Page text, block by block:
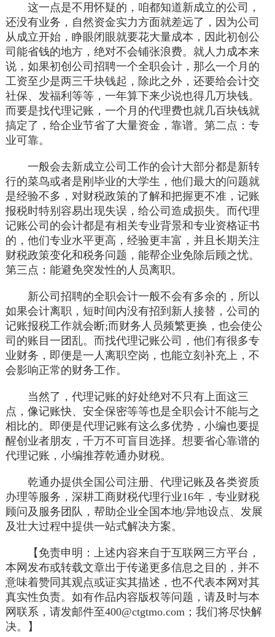
这一点是不用怀疑的，咱都知道新成立的公司，
还没有业务，自然资金实力方面就差远了，因为公司
从成立开始，睁眼闭眼就要花大量成本，因此初创公
司能省钱的地方，绝对不会铺张浪费。就人力成本来
说，如果初创公司招聘一个全职会计，那么一个月的
工资至少是两三千块钱起，除此之外，还要给会计交
社保、发福利等等，一年算下来少说也得几万块钱。
而要是找代理记账，一个月的代理费也就几百块钱就
搞定了，给企业节省了大量资金，靠谱。第二点：专
业可靠。
一般会去新成立公司工作的会计大部分都是新转
行的菜鸟或者是刚毕业的大学生，他们最大的问题就
是经验不多，对财税政策的了解和把握更不准，记账
报税时特别容易出现失误，给公司造成损失。而代理
记账公司的会计都是有相关专业背景和专业资格证书
的，他们专业水平更高，经验更丰富，并且长期关注
财税政策变化和税务问题，能帮企业免除后顾之忧。
第三点：能避免突发性的人员离职。
新公司招聘的全职会计一般不会有多余的，所以
如果会计离职，短时间内没有招到新人接替，公司的
记账报税工作就会断;而财务人员频繁更换，也会使公
司的账目一团乱。而找代理记账公司，他们有很多专
业财务，即便是一人离职空岗，也能立刻补充上，不
会影响正常的财务工作。
当然了，代理记账的好处绝对不只有上面这三
点，像记账快、安全保密等等也是全职会计不能与之
相比的。即便是代理记账有这么多优势，小编也要提
醒创业者朋友，千万不可盲目选择。想要省心靠谱的
代理记账，小编推荐乾通办财税。
乾通办提供全国公司注册、代理记账及各类资质
办理等服务，深耕工商财税代理行业16年，专业财税
顾问及服务团队，帮助企业全国本地/异地设点、发展
及壮大过程中提供一站式解决方案。
【免责申明：上述内容来自于互联网三方平台，
本网发布或转载文章出于传递更多信息之目的，并不
意味着赞同其观点或证实其描述，也不代表本网对其
真实性负责。如有作品内容版权等问题，请及时与本
网联系，请发邮件至400@ctgtmo.com；我们将尽快解
决。】